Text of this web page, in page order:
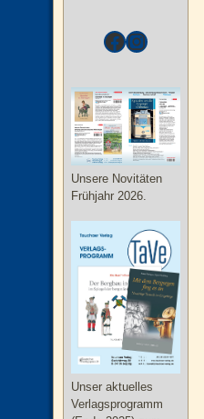
Unsere Novitäten
Frühjahr 2026.
Unser aktuelles
Verlagsprogramm